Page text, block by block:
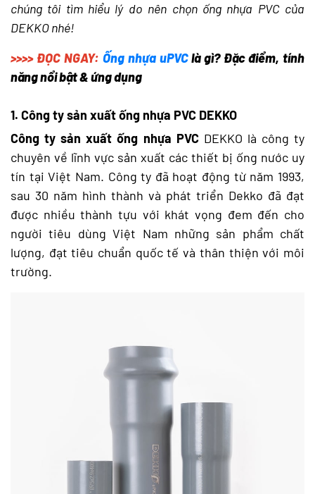
chúng tôi tìm hiểu lý do nên chọn ống nhựa PVC của
DEKKO nhé!
>>>> ĐỌC NGAY: Ống nhựa uPVClà gì? Đặc điểm, tính
năng nổi bật & ứng dụng
1. Công ty sản xuất ống nhựa PVC DEKKO
Công ty sản xuất ống nhựa PVC DEKKO là công ty
chuyên về lĩnh vực sản xuất các thiết bị ống nước uy
tín tại Việt Nam. Công ty đã hoạt động từ năm 1993,
sau 30 năm hình thành và phát triển Dekko đã đạt
được nhiều thành tựu với khát vọng đem đến cho
người tiêu dùng Việt Nam những sản phẩm chất
lượng, đạt tiêu chuẩn quốc tế và thân thiện với môi
trường.